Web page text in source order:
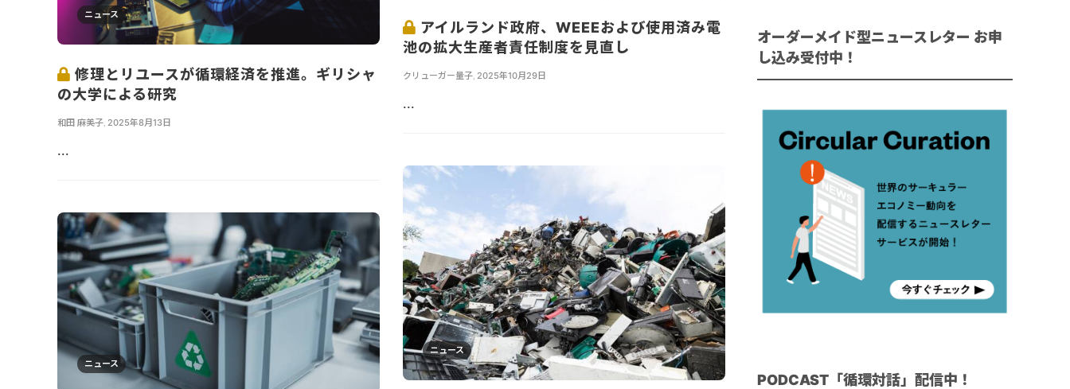
アイルランド政府、WEEEおよび使用済み電
池の拡大生産者責任制度を見直し
クリューガー量子 2025年10月29日
...
ニュース
修理とリユースが循環経済を推進。ギリシャ
の大学による研究
和田 麻美子 2025年8月13日
...
ニュース
ニュース
オーダーメイド型ニュースレター お申
し込み受付中！
PODCAST「循環対話」配信中！